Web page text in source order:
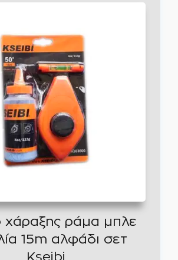
χάραξης ράμα μπλε
15m αλφάδι σετ
Kseibi